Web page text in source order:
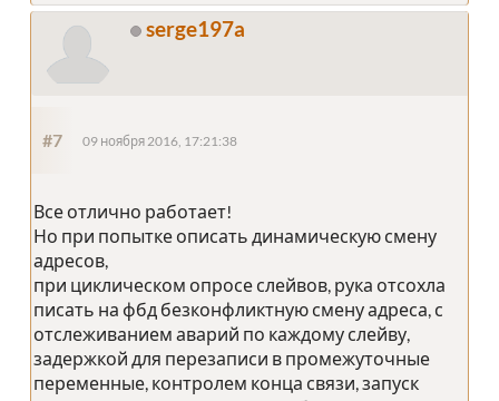
serge197a
#7 09 ноября 2016, 17:21:38
Все отлично работает!
Но при попытке описать динамическую смену
адресов,
при циклическом опросе слейвов, рука отсохла
писать на фбд безконфликтную смену адреса, с
отслеживанием аварий по каждому слейву,
задержкой для перезаписи в промежуточные
переменные, контролем конца связи, запуск